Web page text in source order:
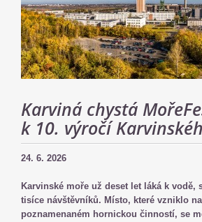
Karviná chystá
k 10. výročí
24. 6. 2026
Karvinské moře už deset let láká k vodě,
tisíce návštěvníků. Místo, které vzniklo
poznamenaném hornickou činností, se